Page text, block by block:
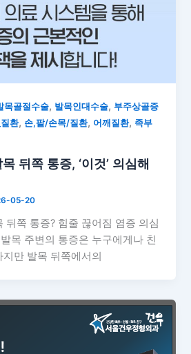
목골절수술, 발목인대수술, 부주상골증
환, 손,팔/손목/질환, 어깨질환, 족부
뒤쪽 통증, ‘이것’ 의심해
05-20
뒤쪽 통증? 힘줄 끊어짐 염증 의심
목 주변의 통증은 누구에게나 친
만 발목 뒤쪽에서의